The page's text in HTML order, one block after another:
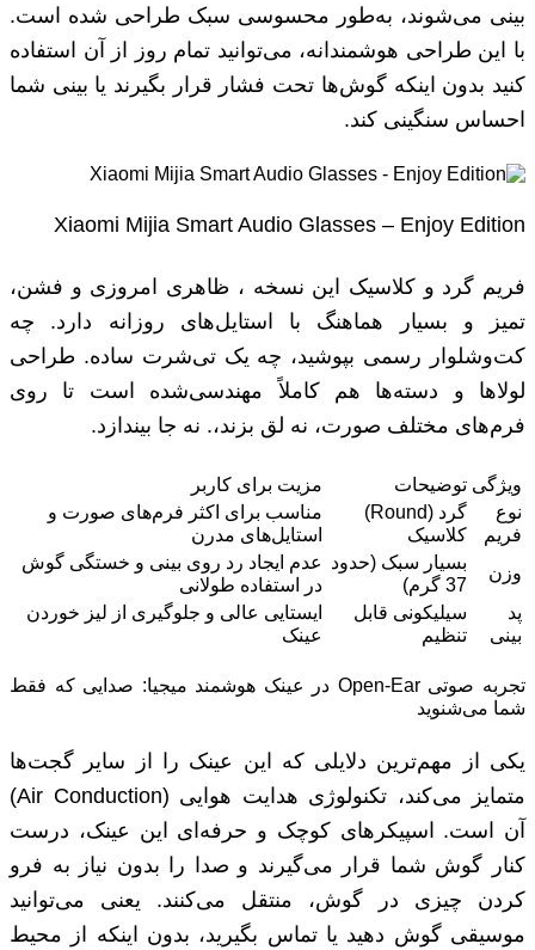
بینی می‌شوند، به‌طور محسوسی سبک طراحی شده است.
با این طراحی هوشمندانه، می‌توانید تمام روز از آن استفاده
کنید بدون اینکه گوش‌ها تحت فشار قرار بگیرند یا بینی شما
احساس سنگینی کند.
Xiaomi Mijia Smart Audio Glasses – Enjoy Edition
فریم گرد و کلاسیک این نسخه ، ظاهری امروزی و فشن،
تمیز و بسیار هماهنگ با استایل‌های روزانه دارد. چه
کت‌وشلوار رسمی بپوشید، چه یک تی‌شرت ساده. طراحی
لولاها و دسته‌ها هم کاملاً مهندسی‌شده است تا روی
فرم‌های مختلف صورت، نه لق بزند،. نه جا بیندازد.
ویژگی توضیحات
مزیت برای کاربر
نوع
فریم
گرد (Round)
کلاسیک
مناسب برای اکثر فرم‌های صورت و
استایل‌های مدرن
وزن
بسیار سبک (حدود
37 گرم)
عدم ایجاد رد روی بینی و خستگی گوش
در استفاده طولانی
پد
بینی
سیلیکونی قابل
تنظیم
ایستایی عالی و جلوگیری از لیز خوردن
عینک
تجربه صوتی Open-Ear در عینک هوشمند میجیا: صدایی که فقط
شما می‌شنوید
یکی از مهم‌ترین دلایلی که این عینک را از سایر گجت‌ها
متمایز می‌کند، تکنولوژی هدایت هوایی (Air Conduction)
آن است. اسپیکرهای کوچک و حرفه‌ای این عینک، درست
کنار گوش شما قرار می‌گیرند و صدا را بدون نیاز به فرو
کردن چیزی در گوش، منتقل می‌کنند. یعنی می‌توانید
موسیقی گوش دهید یا تماس بگیرید، بدون اینکه از محیط